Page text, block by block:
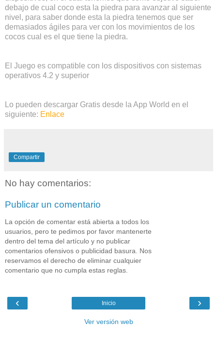
debajo de cual coco esta la piedra para avanzar al siguiente
nivel, para saber donde esta la piedra tenemos que ser
demasiados ágiles para ver con los movimientos de los
cocos cual es el que tiene la piedra.
El Juego es compatible con los dispositivos con sistemas
operativos 4.2 y superior
Lo pueden descargar Gratis desde la App World en el
siguiente: Enlace
Compartir
No hay comentarios:
Publicar un comentario
La opción de comentar está abierta a todos los
usuarios, pero te pedimos por favor mantenerte
dentro del tema del artículo y no publicar
comentarios ofensivos o publicidad basura. Nos
reservamos el derecho de eliminar cualquier
comentario que no cumpla estas reglas.
‹ ›
Inicio
Ver versión web